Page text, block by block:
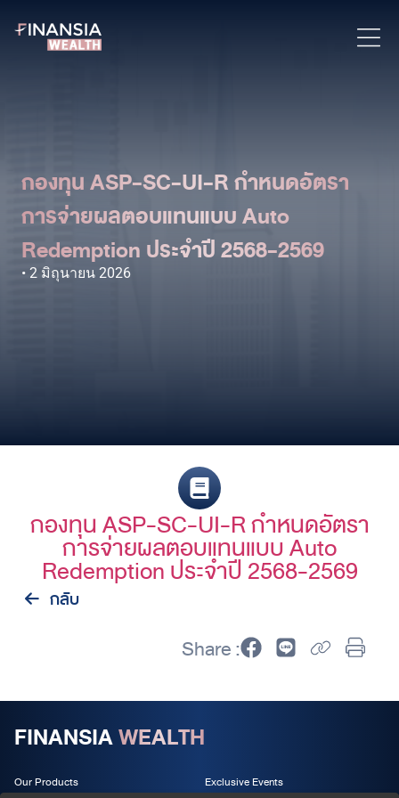
กองทุน ASP-SC-UI-R กำหนดอัตรา
การจ่ายผลตอบแทนแบบ Auto
Redemption ประจำปี 2568-2569
2 มิถุนายน 2026
กองทุน ASP-SC-UI-R กำหนดอัตรา
การจ่ายผลตอบแทนแบบ Auto
Redemption ประจำปี 2568-2569
กลับ
Share :
FINANSIAWEALTH
Our Products Exclusive Events